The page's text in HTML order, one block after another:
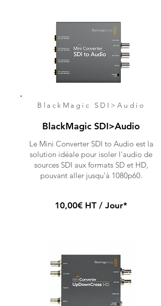
BlackMagic SDI>Audio
BlackMagic SDI>Audio
Le Mini Converter SDI to Audio est la
solution idéale pour isoler l'audio de
sources SDI aux formats SD et HD,
pouvant aller jusqu'à 1080p60.
10,00€ HT / Jour*